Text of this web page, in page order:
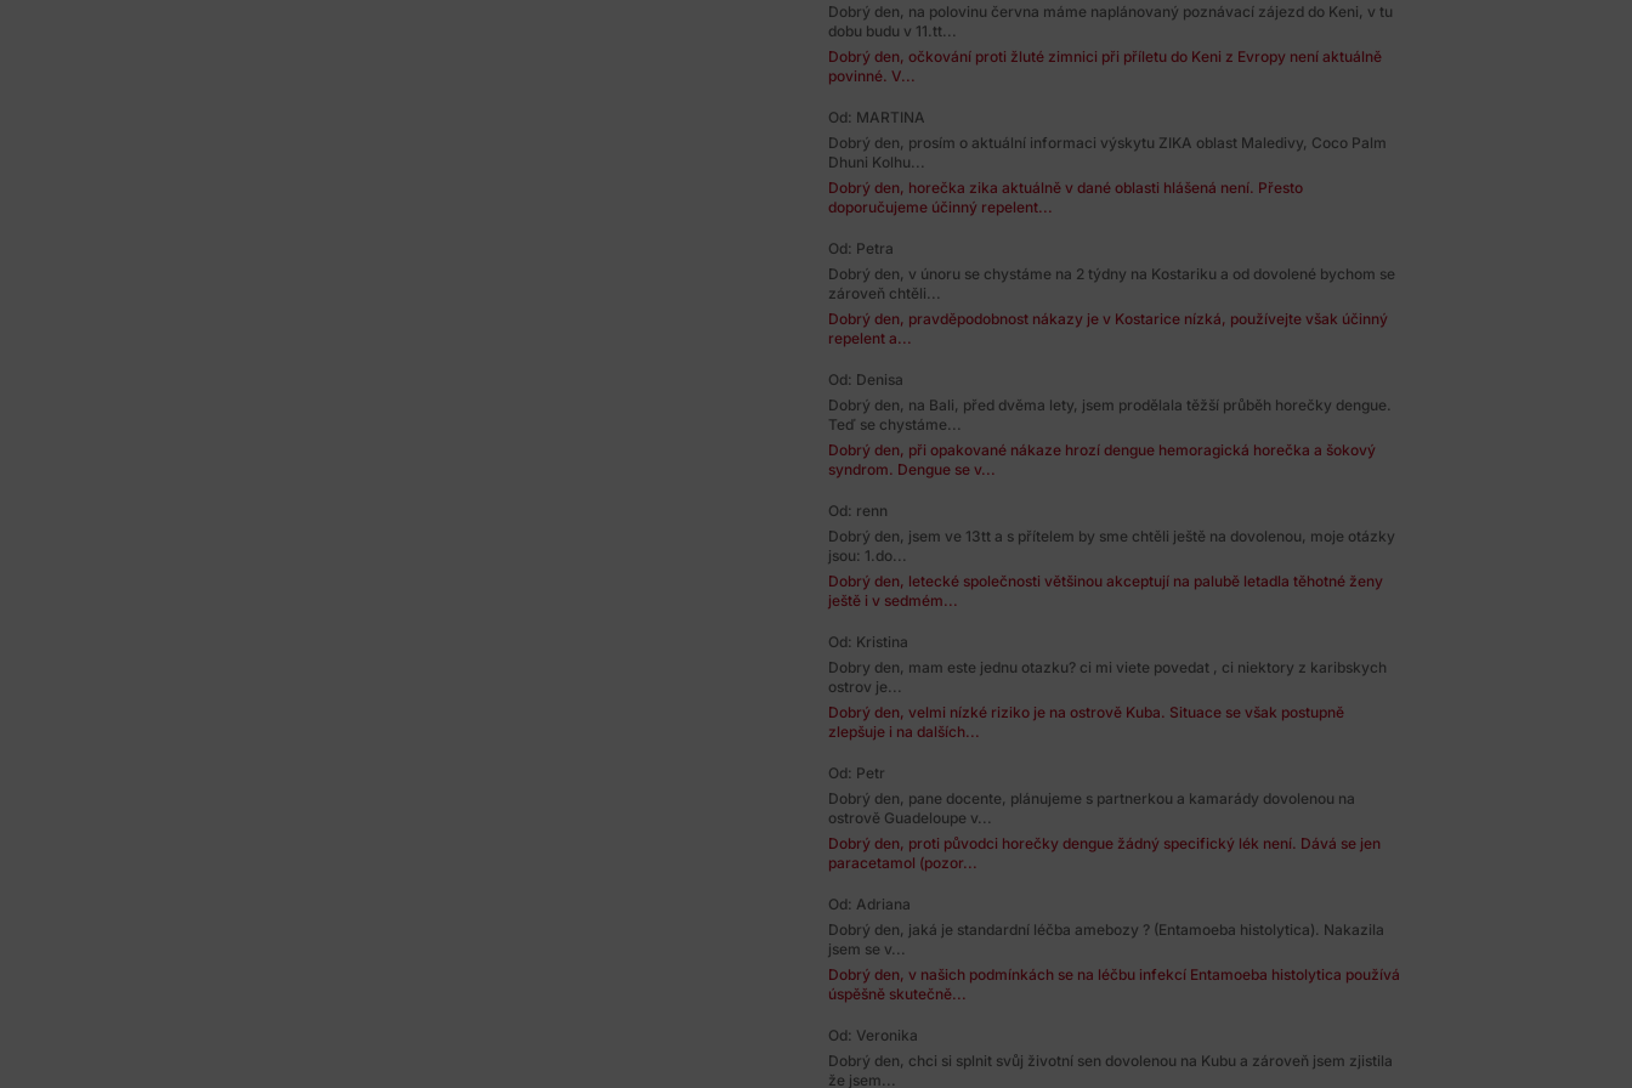
Dobrý den, na polovinu června máme naplánovaný poznávací zájezd do Keni, v tu
dobu budu v 11.tt...
Dobrý den, očkování proti žluté zimnici při příletu do Keni z Evropy není aktuálně
povinné. V...
Od: MARTINA
Dobrý den, prosím o aktuální informaci výskytu ZIKA oblast Maledivy, Coco Palm
Dhuni Kolhu...
Dobrý den, horečka zika aktuálně v dané oblasti hlášená není. Přesto
doporučujeme účinný repelent...
Od: Petra
Dobrý den, v únoru se chystáme na 2 týdny na Kostariku a od dovolené bychom se
zároveň chtěli...
Dobrý den, pravděpodobnost nákazy je v Kostarice nízká, používejte však účinný
repelent a...
Od: Denisa
Dobrý den, na Bali, před dvěma lety, jsem prodělala těžší průběh horečky dengue.
Teď se chystáme...
Dobrý den, při opakované nákaze hrozí dengue hemoragická horečka a šokový
syndrom. Dengue se v...
Od: renn
Dobrý den, jsem ve 13tt a s přítelem by sme chtěli ještě na dovolenou, moje otázky
jsou: 1.do...
Dobrý den, letecké společnosti většinou akceptují na palubě letadla těhotné ženy
ještě i v sedmém...
Od: Kristina
Dobry den, mam este jednu otazku? ci mi viete povedat , ci niektory z karibskych
ostrov je...
Dobrý den, velmi nízké riziko je na ostrově Kuba. Situace se však postupně
zlepšuje i na dalších...
Od: Petr
Dobrý den, pane docente, plánujeme s partnerkou a kamarády dovolenou na
ostrově Guadeloupe v...
Dobrý den, proti původci horečky dengue žádný specifický lék není. Dává se jen
paracetamol (pozor...
Od: Adriana
Dobrý den, jaká je standardní léčba amebozy ? (Entamoeba histolytica). Nakazila
jsem se v...
Dobrý den, v našich podmínkách se na léčbu infekcí Entamoeba histolytica používá
úspěšně skutečně...
Od: Veronika
Dobrý den, chci si splnit svůj životní sen dovolenou na Kubu a zároveň jsem zjistila
že jsem...